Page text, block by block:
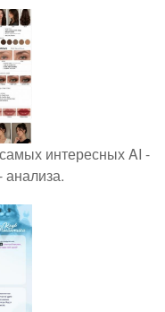
интересных AI -
анализа.